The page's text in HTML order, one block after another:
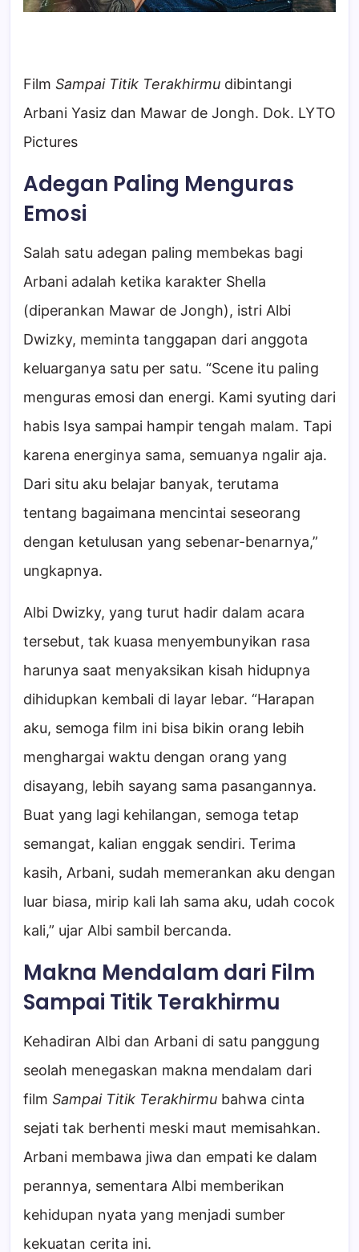
Film Sampai Titik Terakhirmu dibintangi
Arbani Yasiz dan Mawar de Jongh. Dok. LYTO
Pictures
Adegan Paling Menguras
Emosi
Salah satu adegan paling membekas bagi
Arbani adalah ketika karakter Shella
(diperankan Mawar de Jongh), istri Albi
Dwizky, meminta tanggapan dari anggota
keluarganya satu per satu. “Scene itu paling
menguras emosi dan energi. Kami syuting dari
habis Isya sampai hampir tengah malam. Tapi
karena energinya sama, semuanya ngalir aja.
Dari situ aku belajar banyak, terutama
tentang bagaimana mencintai seseorang
dengan ketulusan yang sebenar-benarnya,”
ungkapnya.
Albi Dwizky, yang turut hadir dalam acara
tersebut, tak kuasa menyembunyikan rasa
harunya saat menyaksikan kisah hidupnya
dihidupkan kembali di layar lebar. “Harapan
aku, semoga film ini bisa bikin orang lebih
menghargai waktu dengan orang yang
disayang, lebih sayang sama pasangannya.
Buat yang lagi kehilangan, semoga tetap
semangat, kalian enggak sendiri. Terima
kasih, Arbani, sudah memerankan aku dengan
luar biasa, mirip kali lah sama aku, udah cocok
kali,” ujar Albi sambil bercanda.
Makna Mendalam dari Film
Sampai Titik Terakhirmu
Kehadiran Albi dan Arbani di satu panggung
seolah menegaskan makna mendalam dari
film Sampai Titik Terakhirmu bahwa cinta
sejati tak berhenti meski maut memisahkan.
Arbani membawa jiwa dan empati ke dalam
perannya, sementara Albi memberikan
kehidupan nyata yang menjadi sumber
kekuatan cerita ini.